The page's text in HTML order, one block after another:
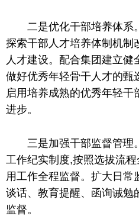
二是优化干部培养体系
探索干部人才培养体制机制
人才建设。配合集团建立健
做好优秀年轻骨干人才的甄
启用培养成熟的优秀年轻干
进步。
三是加强干部监督管理
工作纪实制度,按照选拔流
用工作全程监督。扩大日
谈话、教育提醒、函询诫勉
监督。